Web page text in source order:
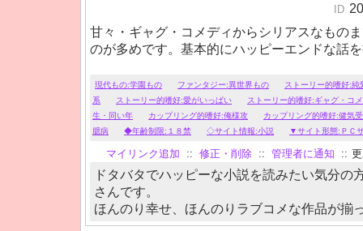
ID
甘々・ギャグ・コメディからシリアスなもの
のが多めです。基本的にハッピーエンドな話
現代もの:学園もの ファンタジー:異世界もの
ストーリー的嗜好:純
系
ストーリー的嗜好:愛がいっぱい
ストーリー的嗜好:ギャグ・コ
生・同い年
カップリング的嗜好:俺様攻
カップリング的嗜好:健気受
臆病
◆年齢制限:１８禁 ◇サイト情報:小説 ▼サイト形態:ＰＣ
マイリンク追加 :: 修正・削除 :: 管理者に通知 ::
ドタバタでハッピーな小説を読みたい気分の
さんです。
ほんのり幸せ、ほんのりラブコメな作品が揃